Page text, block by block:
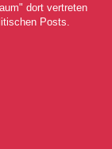
dort vertreten
Posts.